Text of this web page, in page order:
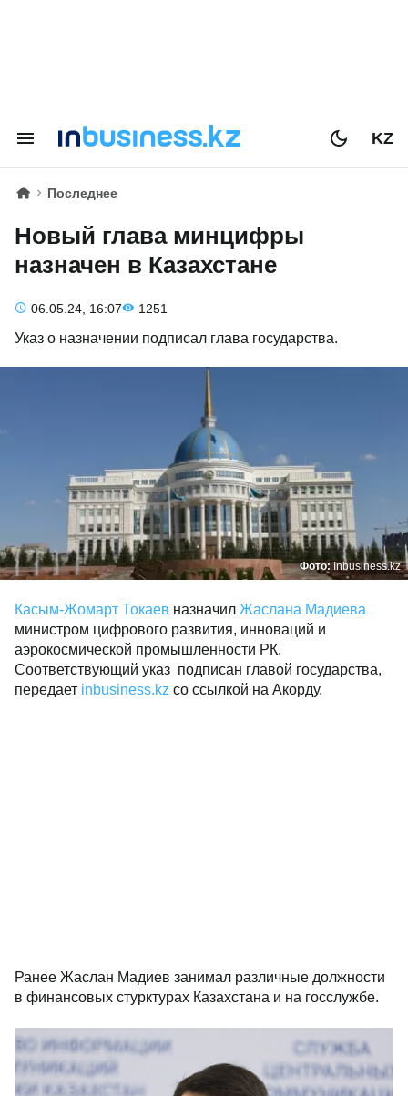
KZ
Последнее
Новый глава минцифры
назначен в Казахстане
06.05.24, 16:07 1251
Указ о назначении подписал глава государства.
Фото: Inbusiness.kz
Касым-Жомарт Токаев назначил Жаслана Мадиева
министром цифрового развития, инноваций и
аэрокосмической промышленности РК.
Соответствующий указ подписан главой государства,
передает inbusiness.kz со ссылкой на Акорду.
Ранее Жаслан Мадиев занимал различные должности
в финансовых стурктурах Казахстана и на госслужбе.